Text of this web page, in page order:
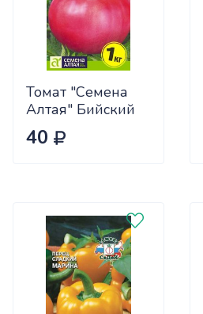
Томат "Семена
Алтая" Бийский
Розан 0,05
40